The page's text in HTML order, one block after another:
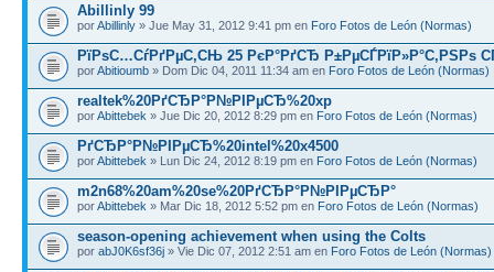
Abillinly 99
porAbillinly » Jue May 31, 2012 9:41 pm en Foro Fotos de León (Normas)
РїРѕС…СѓРґРµС‚СЊ 25 РєР°РґСЂ Р±РµСЃРїР»Р°С‚РЅРѕ
porAbitioumb » Dom Dic 04, 2011 11:34 am en Foro Fotos de León (Normas)
realtek%20РґСЂР°Р№РІРµСЂ%20xp
porAbittebek » Jue Dic 20, 2012 8:29 pm en Foro Fotos de León (Normas)
РґСЂР°Р№РІРµСЂ%20intel%20x4500
porAbittebek » Lun Dic 24, 2012 8:19 pm en Foro Fotos de León (Normas)
m2n68%20am%20se%20РґСЂР°Р№РІРµСЂР°
porAbittebek » Mar Dic 18, 2012 5:52 pm en Foro Fotos de León (Normas)
season-opening achievement when using the Colts
por abJ0K6sf36j » Vie Dic 07, 2012 2:51 am en Foro Fotos de León (Normas)